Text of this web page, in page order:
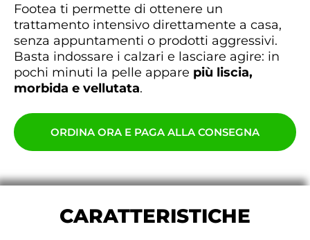
Footea ti permette di ottenere un
trattamento intensivo direttamente a casa,
senza appuntamenti o prodotti aggressivi.
Basta indossare i calzari e lasciare agire: in
pochi minuti la pelle appare più liscia,
morbida e vellutata.
ORDINA ORA E PAGA ALLA CONSEGNA
CARATTERISTICHE